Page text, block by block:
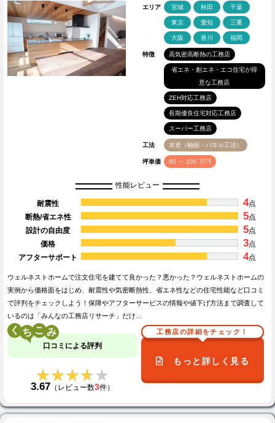
エリア 宮城 秋田 千葉
東京 愛知 三重
大阪 香川 福岡
特徴 高気密高断熱の工務店
省エネ・創エネ・エコ住宅が得
意な工務店
ZEH対応工務店
長期優良住宅対応工務店
スーパー工務店
工法 木造（軸組・パネル工法）
坪単価 80 ～ 100 万円
性能レビュー
耐震性 4点
断熱/省エネ性
5点
設計の自由度
5点
価格
3点
アフターサポート
4点
ウェルネストホームで注文住宅を建てて良かった？悪かった？ウェルネストホームの
実例から価格面をはじめ、耐震性や気密断熱性、省エネ性などの住宅性能など口コミ
で評判をチェックしよう！保障やアフターサービスの情報や値下げ方法まで調査して
いるのは「みんなの工務店リサーチ」だけ…
く こ
口コミによる評判
★★★★★
★★★★★
3.67 （レビュー数3件）
工務店の詳細をチェック！
もっと詳しく見る